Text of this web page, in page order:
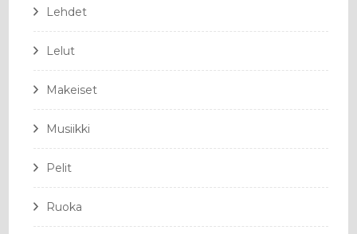
Lehdet
Lelut
Makeiset
Musiikki
Pelit
Ruoka